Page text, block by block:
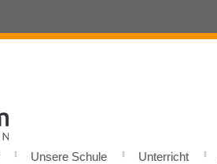
Unsere Schule Unterricht